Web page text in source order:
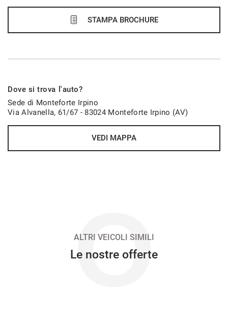
627€/mese
36 Mesi
646€/mese
STAMPA BROCHURE
Dove si trova l'auto?
Sede di Monteforte Irpino
Via Alvanella, 61/67 - 83024 Monteforte Irpino (AV)
VEDI MAPPA
O
ALTRI VEICOLI SIMILI
Le nostre offerte